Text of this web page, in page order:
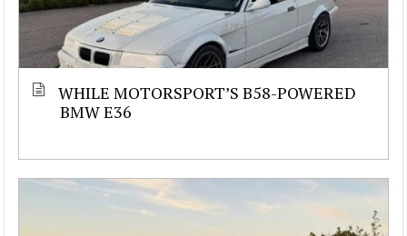
WHILE MOTORSPORT’S B58-POWERED
BMW E36